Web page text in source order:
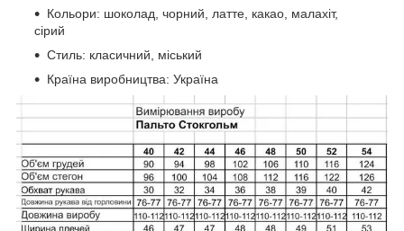
Кольори: шоколад, чорний, латте, какао, малахіт,
сірий
Стиль: класичний, міський
Країна виробництва: Україна